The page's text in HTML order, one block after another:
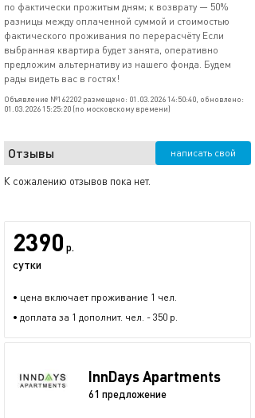
по фактически прожитым дням; к возврату — 50%
разницы между оплаченной суммой и стоимостью
фактического проживания по перерасчёту Если
выбранная квартира будет занята, оперативно
предложим альтернативу из нашего фонда. Будем
рады видеть вас в гостях!
Объявление №162202 размещено: 01.03.2026 14:50:40, обновлено:
01.03.2026 15:25:20 (по московскому времени)
Отзывы написать свой
К сожалению отзывов пока нет.
2390 р.
сутки
• цена включает проживание 1 чел.
• доплата за 1 дополнит. чел. - 350 р.
InnDays Apartments
61 предложение